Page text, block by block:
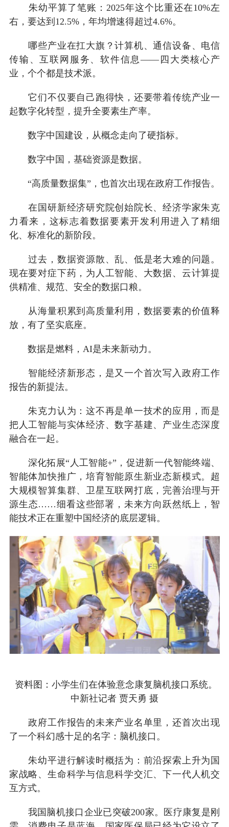
朱幼平算了笔账：2025年这个比重还在10%左
右，要达到12.5%，年均增速得超过4.6%。
哪些产业在扛大旗？计算机、通信设备、电信
传输、互联网服务、软件信息——四大类核心产
业，个个都是技术派。
它们不仅要自己跑得快，还要带着传统产业一
起数字化转型，提升全要素生产率。
数字中国建设，从概念走向了硬指标。
数字中国，基础资源是数据。
“高质量数据集”，也首次出现在政府工作报告。
在国研新经济研究院创始院长、经济学家朱克
力看来，这标志着数据要素开发利用进入了精细
化、标准化的新阶段。
过去，数据资源散、乱、低是老大难的问题。
现在要对症下药，为人工智能、大数据、云计算提
供精准、规范、安全的数据口粮。
从海量积累到高质量利用，数据要素的价值释
放，有了坚实底座。
数据是燃料，AI是未来新动力。
智能经济新形态，是又一个首次写入政府工作
报告的新提法。
朱克力认为：这不再是单一技术的应用，而是
把人工智能与实体经济、数字基建、产业生态深度
融合在一起。
深化拓展“人工智能+”，促进新一代智能终端、
智能体加快推广，培育智能原生新业态新模式。超
大规模智算集群、卫星互联网打底，完善治理与开
源生态……细看这些部署，未来方向跃然纸上，智
能技术正在重塑中国经济的底层逻辑。
资料图：小学生们在体验意念康复脑机接口系统。
中新社记者 贾天勇 摄
政府工作报告的未来产业名单里，还首次出现
了一个科幻感十足的名字：脑机接口。
朱幼平进行解读时概括为：前沿探索上升为国
家战略、生命科学与信息科学交汇、下一代人机交
互方式。
我国脑机接口企业已突破200家。医疗康复是刚